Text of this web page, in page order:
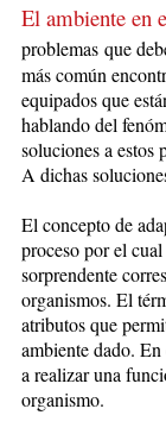
El ambiente en
problemas que
más común
equipados que
hablando del
soluciones a estos
A dichas
El concepto de
proceso por el
sorprendente
organismos. El
atributos que
ambiente dado.
a realizar una
organismo.